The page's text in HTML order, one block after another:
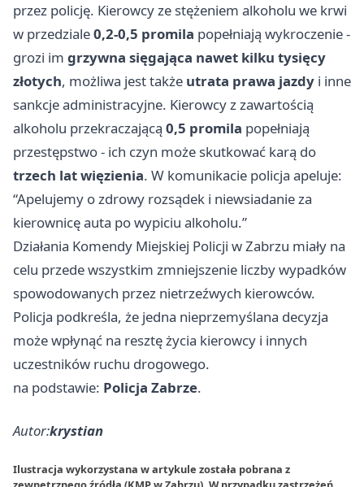
przez policję. Kierowcy ze stężeniem alkoholu we krwi
w przedziale0,2-0,5 promila popełniają wykroczenie -
grozi im grzywna sięgająca nawet kilku tysięcy
złotych, możliwa jest także utrata prawa jazdy i inne
sankcje administracyjne. Kierowcy z zawartością
alkoholu przekraczającą 0,5 promila popełniają
przestępstwo - ich czyn może skutkować karą do
trzech lat więzienia. W komunikacie policja apeluje:
“Apelujemy o zdrowy rozsądek i niewsiadanie za
kierownicę auta po wypiciu alkoholu.”
Działania Komendy Miejskiej Policji w Zabrzu miały na
celu przede wszystkim zmniejszenie liczby wypadków
spowodowanych przez nietrzeźwych kierowców.
Policja podkreśla, że jedna nieprzemyślana decyzja
może wpłynąć na resztę życia kierowcy i innych
uczestników ruchu drogowego.
na podstawie: Policja Zabrze.
Autor:krystian
Ilustracja wykorzystana w artykule została pobrana z